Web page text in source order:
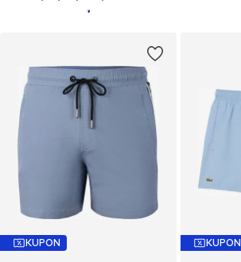
KUPON KUPON